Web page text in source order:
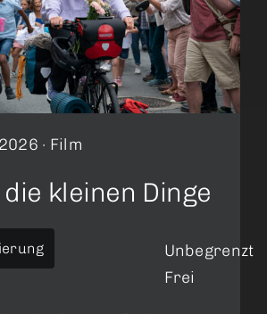
· Film
die kleinen Dinge
Unbegrenzt
Frei